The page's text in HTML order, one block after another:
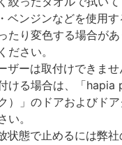
ベンジンなどを使用
たり変色する場合が
ださい。
ザーは取付けできませ
ける場合は、「hapia
）」のドアおよびド
い。
状態で止めるには弊